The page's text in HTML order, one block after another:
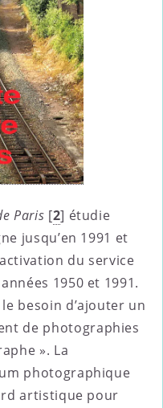
Paris [2] étudie
jusqu’en 1991 et
du service
1950 et 1991.
besoin d’ajouter un
de photographies
». La
photographique
artistique pour